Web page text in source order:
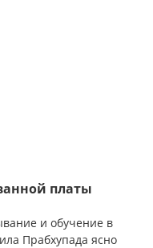
платы
и обучение в
Прабхупада ясно